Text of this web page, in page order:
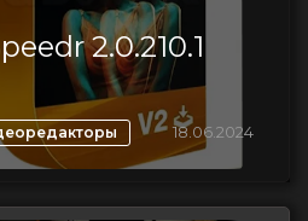
2.0.210.1
18.06.2024